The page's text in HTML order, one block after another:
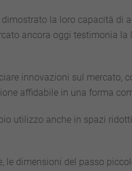
la loro capacità di
ancora oggi testimonia
innovazioni sul mercato,
affidabile in una forma
utilizzo anche in spazi
dimensioni del passo